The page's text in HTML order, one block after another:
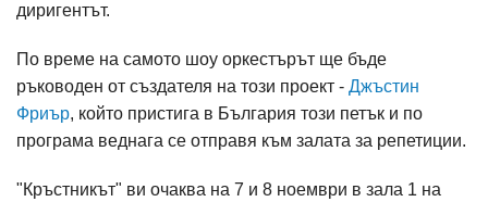
диригентът.
По време на самото шоу оркестърът ще бъде
ръководен от създателя на този проект - Джъстин
Фриър, който пристига в България този петък и по
програма веднага се отправя към залата за репетиции.
"Кръстникът" ви очаква на 7 и 8 ноември в зала 1 на